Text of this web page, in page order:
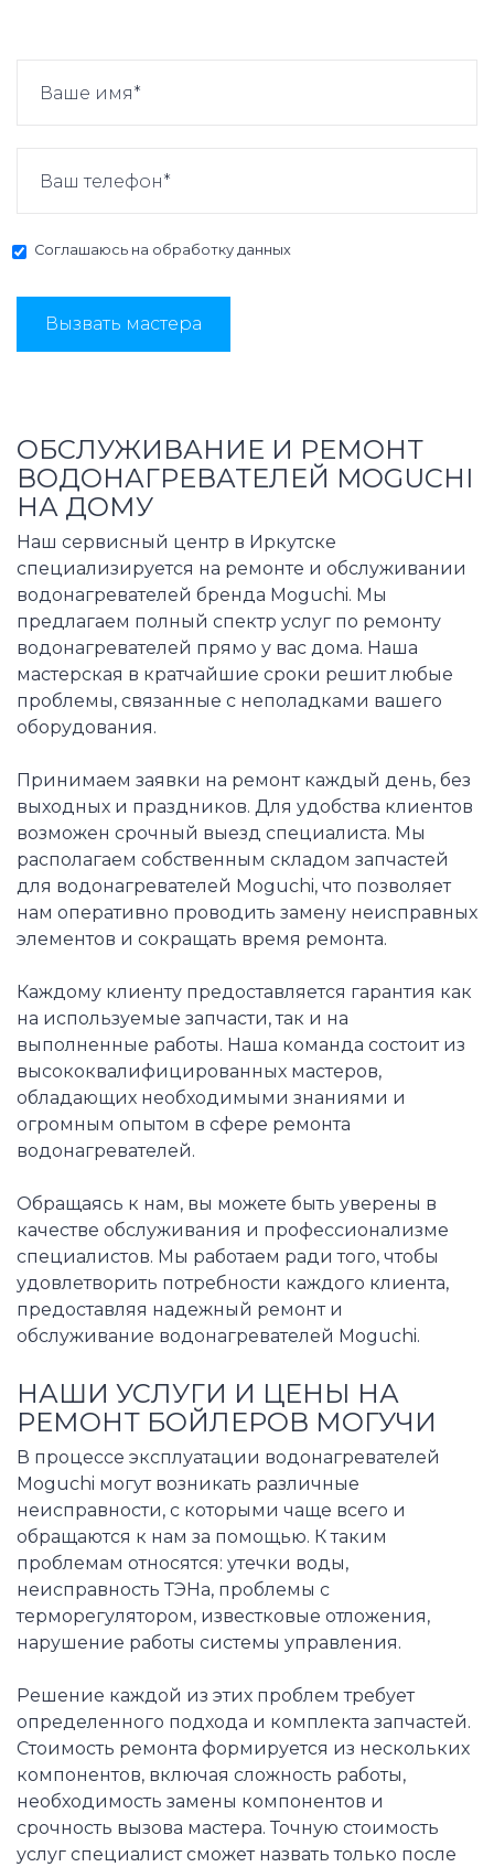
Соглашаюсь на обработку данных
Вызвать мастера
ОБСЛУЖИВАНИЕ И РЕМОНТ
ВОДОНАГРЕВАТЕЛЕЙ MOGUCHI
НА ДОМУ
Наш сервисный центр в Иркутске
специализируется на ремонте и обслуживании
водонагревателей бренда Moguchi. Мы
предлагаем полный спектр услуг по ремонту
водонагревателей прямо у вас дома. Наша
мастерская в кратчайшие сроки решит любые
проблемы, связанные с неполадками вашего
оборудования.
Принимаем заявки на ремонт каждый день, без
выходных и праздников. Для удобства клиентов
возможен срочный выезд специалиста. Мы
располагаем собственным складом запчастей
для водонагревателей Moguchi, что позволяет
нам оперативно проводить замену неисправных
элементов и сокращать время ремонта.
Каждому клиенту предоставляется гарантия как
на используемые запчасти, так и на
выполненные работы. Наша команда состоит из
высококвалифицированных мастеров,
обладающих необходимыми знаниями и
огромным опытом в сфере ремонта
водонагревателей.
Обращаясь к нам, вы можете быть уверены в
качестве обслуживания и профессионализме
специалистов. Мы работаем ради того, чтобы
удовлетворить потребности каждого клиента,
предоставляя надежный ремонт и
обслуживание водонагревателей Moguchi.
НАШИ УСЛУГИ И ЦЕНЫ НА
РЕМОНТ БОЙЛЕРОВ МОГУЧИ
В процессе эксплуатации водонагревателей
Moguchi могут возникать различные
неисправности, с которыми чаще всего и
обращаются к нам за помощью. К таким
проблемам относятся: утечки воды,
неисправность ТЭНа, проблемы с
терморегулятором, известковые отложения,
нарушение работы системы управления.
Решение каждой из этих проблем требует
определенного подхода и комплекта запчастей.
Стоимость ремонта формируется из нескольких
компонентов, включая сложность работы,
необходимость замены компонентов и
срочность вызова мастера. Точную стоимость
услуг специалист сможет назвать только после